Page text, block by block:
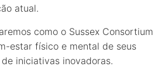
atual.
como o Sussex Consortium
estar físico e mental de seus
iniciativas inovadoras.